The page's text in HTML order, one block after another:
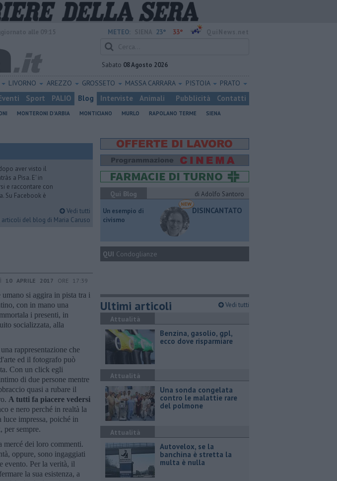
METEO: 23° 33°
Sabato 08 Agosto 2026
LIVORNO AREZZO GROSSETO MASSA CARRARA PISTOIA PRATO
Sport PALIO Blog Interviste Animali Pubblicità Contatti
MONTERONI D'ARBIA MONTICIANO MURLO RAPOLANO TERME
SIENA
aver visto il
a Pisa. E' in
e raccontare con
Su Facebook è
Vedi tutti
articoli del blog di Maria Caruso
10 APRILE 2017 ORE 17:39
si aggira in pista tra i
con in mano una
i presenti, in
socializzata, alla
rappresentazione che
ed il fotografo può
Con un click egli
di due persone mentre
quasi a rubare il
A tutti fa piacere vedersi
e nero perché in realtà la
impressa, poiché in
per sempre.
mercé dei loro commenti.
oppure, sono ingaggiati
evento. Per la verità, il
la sua esistenza, a
Qui Blog
di Adolfo Santoro
​Un esempio di
civismo
DISINCANTATO
QUI Condoglianze
Ultimi articoli Vedi tutti
Attualità
​Benzina, gasolio, gpl,
ecco dove risparmiare
Attualità
Una sonda congelata
contro le malattie rare
del polmone
Attualità
Autovelox, se la
banchina è stretta la
multa è nulla